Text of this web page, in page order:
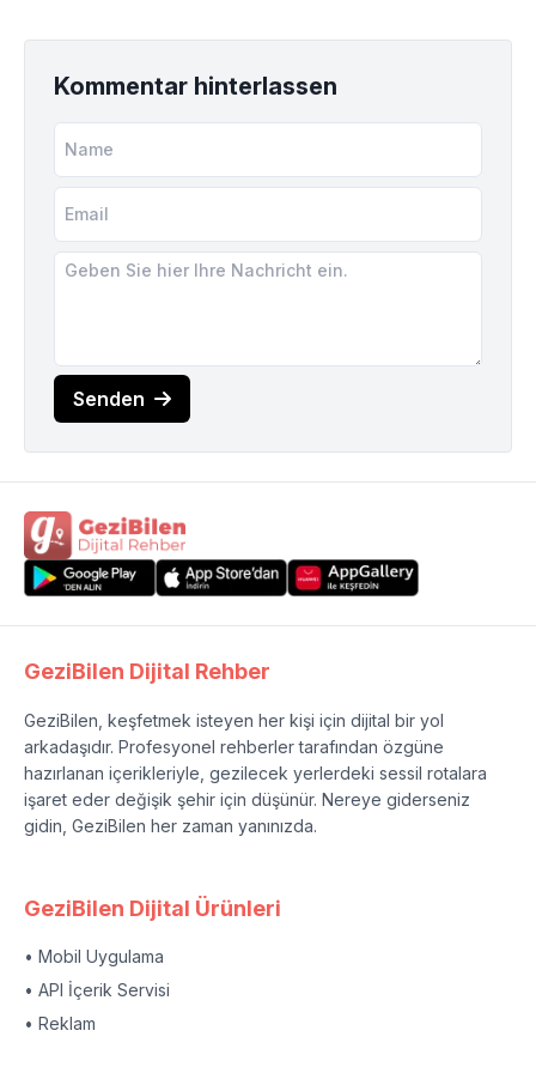
Kommentar hinterlassen
Senden
GeziBilen Dijital Rehber
GeziBilen, keşfetmek isteyen her kişi için dijital bir yol
arkadaşıdır. Profesyonel rehberler tarafından özgüne
hazırlanan içerikleriyle, gezilecek yerlerdeki sessil rotalara
işaret eder değişik şehir için düşünür. Nereye giderseniz
gidin, GeziBilen her zaman yanınızda.
GeziBilen Dijital Ürünleri
• Mobil Uygulama
• API İçerik Servisi
• Reklam